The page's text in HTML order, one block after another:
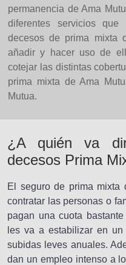
permanencia de Ama
diferentes servicios
decesos de prima mixta
añadir y hacer uso de
cotejar las distintas
prima mixta de Ama
Mutua.
¿A quién va
decesos Prima
El seguro de prima mixta
contratar las personas o
pagan una cuota
les va a estabilizar en
subidas leves anuales.
dan un empleo intenso a